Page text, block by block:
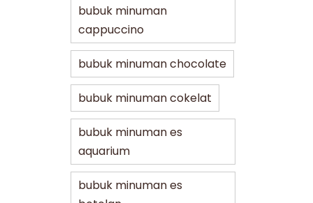
bubuk minuman
cappuccino
bubuk minuman chocolate
bubuk minuman cokelat
bubuk minuman es
aquarium
bubuk minuman es